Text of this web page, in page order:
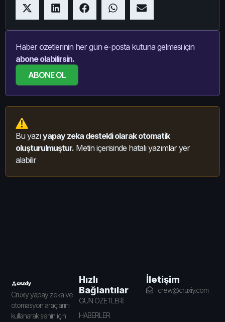
Haber özetlerinin her gün e-posta kutuna gelmesi için
abone olabilirsin.
ABONE OL
Bu yazıyapay zeka destekli olarak otomatik
oluşturulmuştur. Metin içerisinde hatalı yazımlar yer
alabilir
Cruxiy yapay zeka ve
otomasyon araçlarını
kullanarak senin için
Hızlı
Bağlantılar
GÜN ÖZETLERİ
HABERLER
İletişim
crew@cruxiy.com